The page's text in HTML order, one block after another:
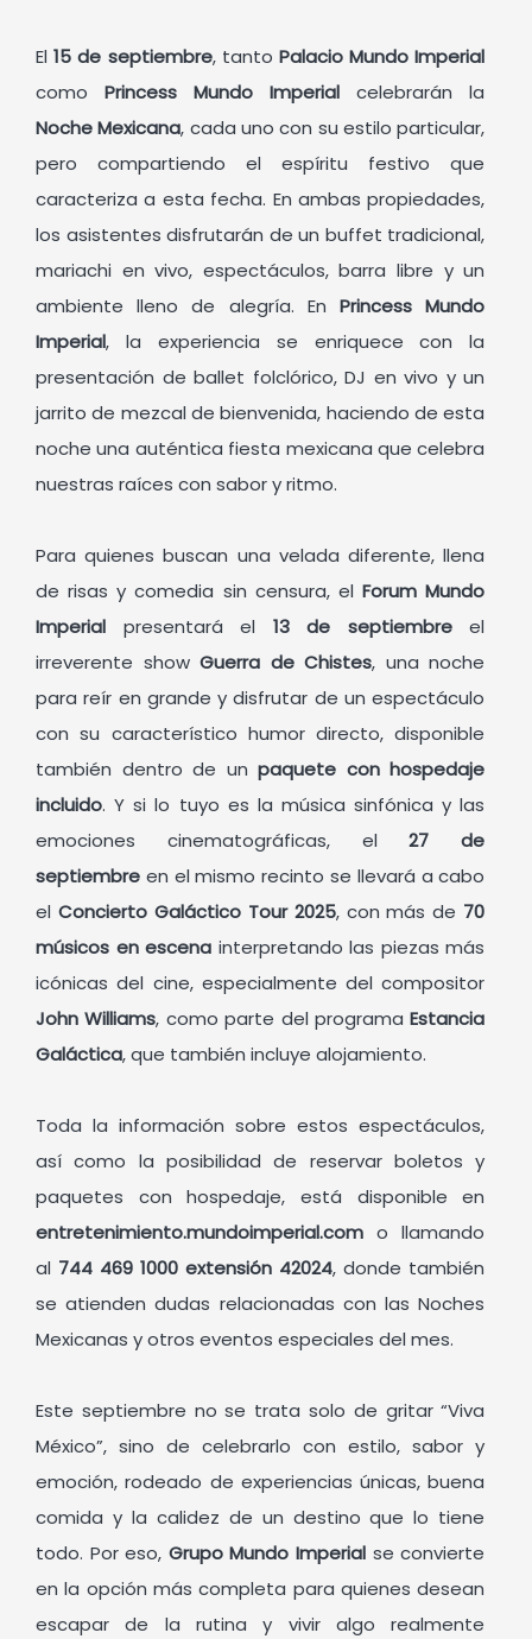
El15 de septiembre, tanto Palacio Mundo Imperial
comoPrincess Mundo Imperialcelebrarán la
Noche Mexicana, cada uno con su estilo particular,
pero compartiendo el espíritu festivo que
caracteriza a esta fecha. En ambas propiedades,
los asistentes disfrutarán de un buffet tradicional,
mariachi en vivo, espectáculos, barra libre y un
ambiente lleno de alegría. EnPrincess Mundo
Imperial, la experiencia se enriquece con la
presentación de ballet folclórico, DJ en vivo y un
jarrito de mezcal de bienvenida, haciendo de esta
noche una auténtica fiesta mexicana que celebra
nuestras raíces con sabor y ritmo.
Para quienes buscan una velada diferente, llena
de risas y comedia sin censura, elForum Mundo
Imperial presentará el 13 de septiembreel
irreverente showGuerra de Chistes, una noche
para reír en grande y disfrutar de un espectáculo
con su característico humor directo, disponible
también dentro de unpaquete con hospedaje
incluido. Y si lo tuyo es la música sinfónica y las
emociones cinematográficas, el27 de
septiembre en el mismo recinto se llevará a cabo
el Concierto Galáctico Tour 2025, con más de 70
músicos en escena interpretando las piezas más
icónicas del cine, especialmente del compositor
John Williams, como parte del programaEstancia
Galáctica, que también incluye alojamiento.
Toda la información sobre estos espectáculos,
así como la posibilidad de reservar boletos y
paquetes con hospedaje, está disponible en
entretenimiento.mundoimperial.como llamando
al 744 469 1000 extensión 42024, donde también
se atienden dudas relacionadas con las Noches
Mexicanas y otros eventos especiales del mes.
Este septiembre no se trata solo de gritar “Viva
México”, sino de celebrarlo con estilo, sabor y
emoción, rodeado de experiencias únicas, buena
comida y la calidez de un destino que lo tiene
todo. Por eso, Grupo Mundo Imperial se convierte
en la opción más completa para quienes desean
escapar de la rutina y vivir algo realmente